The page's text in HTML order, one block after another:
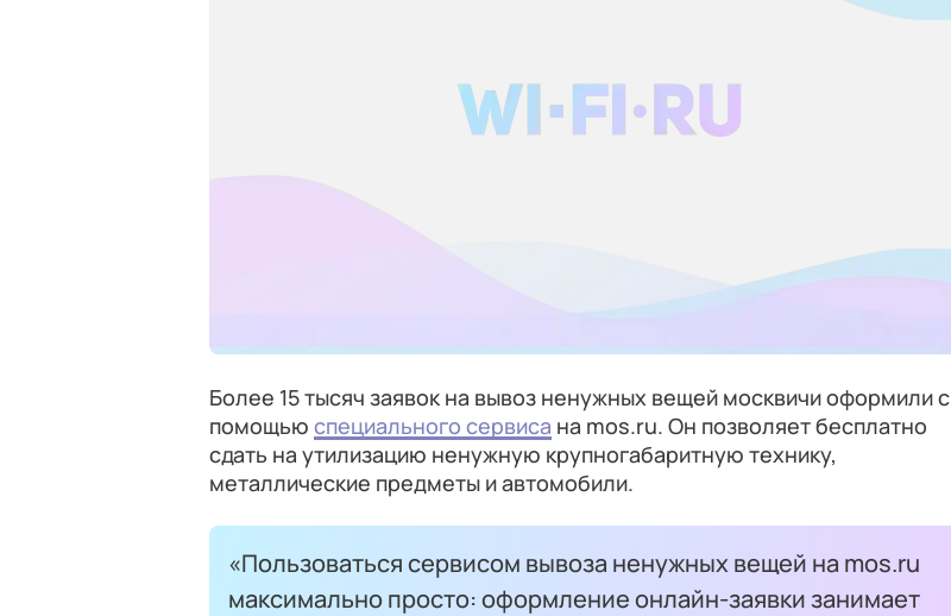
Более 15 тысяч заявок на вывоз ненужных вещей москвичи оформили с
помощью специального сервиса на mos.ru. Он позволяет бесплатно
сдать на утилизацию ненужную крупногабаритную технику,
металлические предметы и автомобили.
«Пользоваться сервисом вывоза ненужных вещей на mos.ru
максимально просто: оформление онлайн-заявки занимает